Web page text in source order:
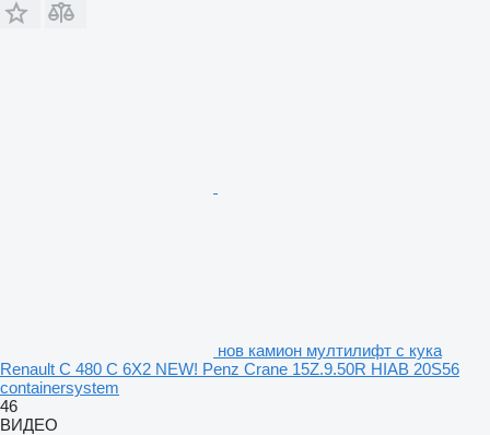
нов камион мултилифт с кука
Renault C 480 C 6X2 NEW! Penz Crane 15Z.9.50R HIAB 20S56
containersystem
46
ВИДЕО